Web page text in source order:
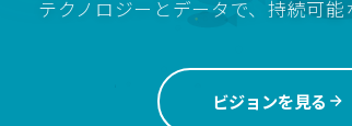
テクノロジーとデータで、持続可
ビジョンを見る